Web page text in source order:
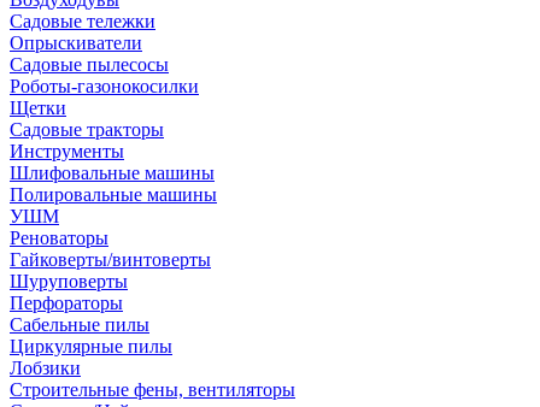
Садовые тележки
Опрыскиватели
Садовые пылесосы
Роботы-газонокосилки
Щетки
Садовые тракторы
Инструменты
Шлифовальные машины
Полировальные машины
УШМ
Реноваторы
Гайковерты/винтоверты
Шуруповерты
Перфораторы
Сабельные пилы
Циркулярные пилы
Лобзики
Строительные фены, вентиляторы